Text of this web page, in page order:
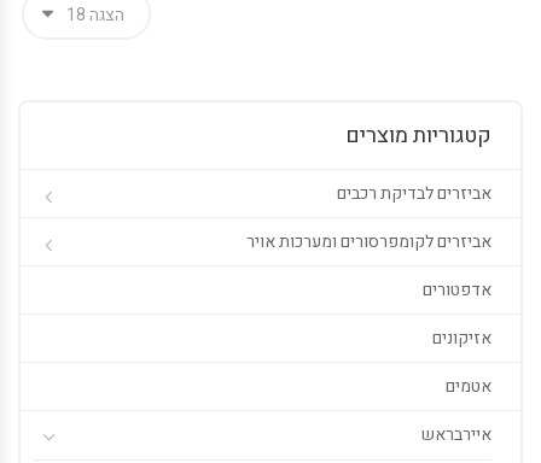
קטגוריות מוצרים
אביזרים לבדיקת רכבים
אביזרים לקומפרסורים ומערכות אויר
אדפטורים
אזיקונים
אטמים
איירבראש